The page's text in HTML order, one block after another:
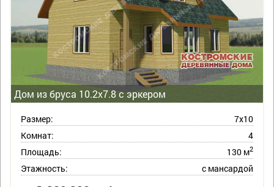
Дом из бруса 10.2х7.8 с эркером
Размер:
7х10
Комнат:
4
Площадь:
130 м2
Этажность: с мансардой